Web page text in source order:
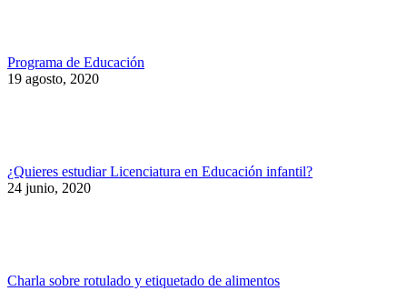
Programa de Educación
19 agosto, 2020
¿Quieres estudiar Licenciatura en Educación infantil?
24 junio, 2020
Charla sobre rotulado y etiquetado de alimentos